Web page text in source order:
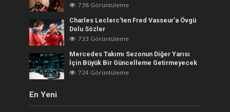
738 Görüntüleme
Charles Leclerc’ten Fred Vasseur’a Övgü
Dolu Sözler
733 Görüntüleme
Mercedes Takımı Sezonun Diğer Yarısı
İçin Büyük Bir Güncelleme Getirmeyecek
724 Görüntüleme
En Yeni